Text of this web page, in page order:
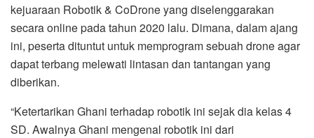
kejuaraan Robotik & CoDrone yang diselenggarakan
secara online pada tahun 2020 lalu. Dimana, dalam ajang
ini, peserta dituntut untuk memprogram sebuah drone agar
dapat terbang melewati lintasan dan tantangan yang
diberikan.
“Ketertarikan Ghani terhadap robotik ini sejak dia kelas 4
SD. Awalnya Ghani mengenal robotik ini dari